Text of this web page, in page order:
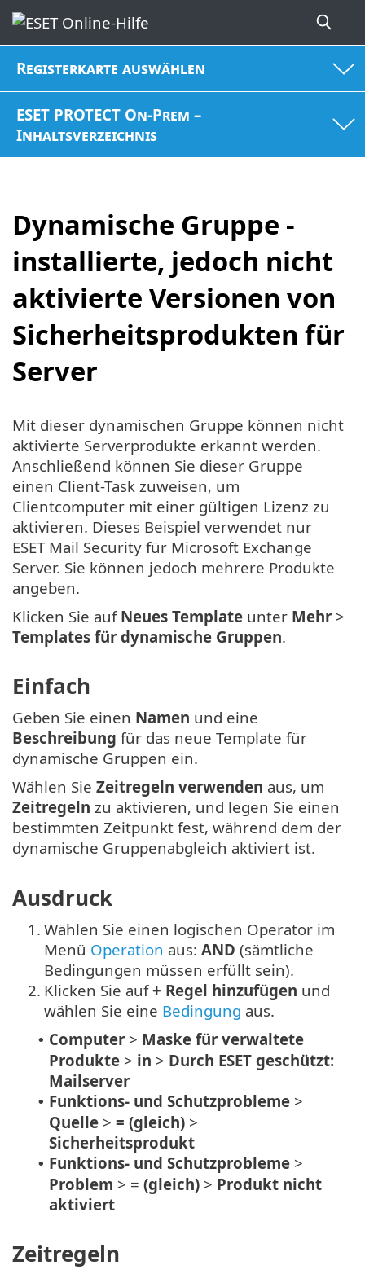
Registerkarte auswählen
ESET PROTECT On-Prem –
Inhaltsverzeichnis
Dynamische Gruppe -
installierte, jedoch nicht
aktivierte Versionen von
Sicherheitsprodukten für
Server
Mit dieser dynamischen Gruppe können nicht
aktivierte Serverprodukte erkannt werden.
Anschließend können Sie dieser Gruppe
einen Client-Task zuweisen, um
Clientcomputer mit einer gültigen Lizenz zu
aktivieren. Dieses Beispiel verwendet nur
ESET Mail Security für Microsoft Exchange
Server. Sie können jedoch mehrere Produkte
angeben.
Klicken Sie auf Neues Template unter Mehr >
Templates für dynamische Gruppen.
Einfach
Geben Sie einen Namen und eine
Beschreibung für das neue Template für
dynamische Gruppen ein.
Wählen Sie Zeitregeln verwenden aus, um
Zeitregeln zu aktivieren, und legen Sie einen
bestimmten Zeitpunkt fest, während dem der
dynamische Gruppenabgleich aktiviert ist.
Ausdruck
1. Wählen Sie einen logischen Operator im
Menü Operation aus: AND (sämtliche
Bedingungen müssen erfüllt sein).
2. Klicken Sie auf+ Regel hinzufügen und
wählen Sie eine Bedingung aus.
• Computer > Maske für verwaltete
Produkte > in > Durch ESET geschützt:
Mailserver
• Funktions- und Schutzprobleme >
Quelle > = (gleich) >
Sicherheitsprodukt
• Funktions- und Schutzprobleme >
Problem > = (gleich) > Produkt nicht
aktiviert
Zeitregeln